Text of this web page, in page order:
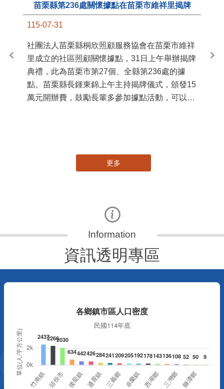
苗栗縣第236處關懷據點在苗栗市維祥里揭牌
115-07-31
社團法人苗栗縣桐欣照顧服務協會在苗栗市維祥
里成立的社區照顧關懷據點，31日上午舉辦揭牌
典禮，此為苗栗市第27個、全縣第236處的據
點。苗栗縣長鍾東錦上午主持揭牌儀式，頒發15
萬元開辦費，鼓勵長輩多參加據點活動，可以更
苗
更多
資訊透明專區